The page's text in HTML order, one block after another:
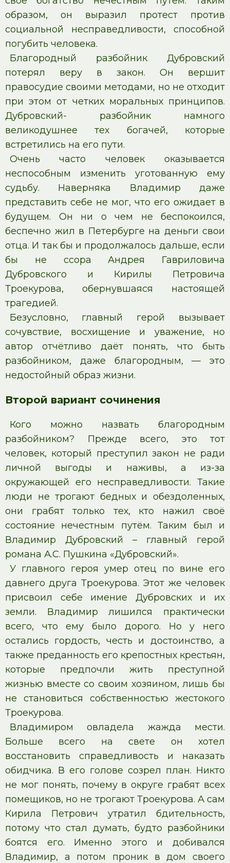
образом, он выразил протест против
социальной несправедливости, способной
погубить человека.
Благородный разбойник Дубровский
потерял веру в закон. Он вершит
правосудие своими методами, но не отходит
при этом от четких моральных принципов.
Дубровский- разбойник намного
великодушнее тех богачей, которые
встретились на его пути.
Очень часто человек оказывается
неспособным изменить уготованную ему
судьбу. Наверняка Владимир даже
представить себе не мог, что его ожидает в
будущем. Он ни о чем не беспокоился,
беспечно жил в Петербурге на деньги свои
отца. И так бы и продолжалось дальше, если
бы не ссора Андрея Гавриловича
Дубровского и Кирилы Петровича
Троекурова, обернувшаяся настоящей
трагедией.
Безусловно, главный герой вызывает
сочувствие, восхищение и уважение, но
автор отчётливо даёт понять, что быть
разбойником, даже благородным, — это
недостойный образ жизни.
Второй вариант сочинения
Кого можно назвать благородным
разбойником? Прежде всего, это тот
человек, который преступил закон не ради
личной выгоды и наживы, а из-за
окружающей его несправедливости. Такие
люди не трогают бедных и обездоленных,
они грабят только тех, кто нажил своё
состояние нечестным путём. Таким был и
Владимир Дубровский – главный герой
романа А.С. Пушкина «Дубровский».
У главного героя умер отец по вине его
давнего друга Троекурова. Этот же человек
присвоил себе имение Дубровских и их
земли. Владимир лишился практически
всего, что ему было дорого. Но у него
остались гордость, честь и достоинство, а
также преданность его крепостных крестьян,
которые предпочли жить преступной
жизнью вместе со своим хозяином, лишь бы
не становиться собственностью жестокого
Троекурова.
Владимиром овладела жажда мести.
Больше всего на свете он хотел
восстановить справедливость и наказать
обидчика. В его голове созрел план. Никто
не мог понять, почему в округе грабят всех
помещиков, но не трогают Троекурова. А сам
Кирила Петрович утратил бдительность,
потому что стал думать, будто разбойники
боятся его. Именно этого и добивался
Владимир, а потом проник в дом своего